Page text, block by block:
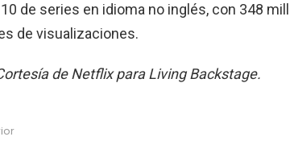
de series en idioma no inglés, con 348
de visualizaciones.
de Netflix para Living Backstage.